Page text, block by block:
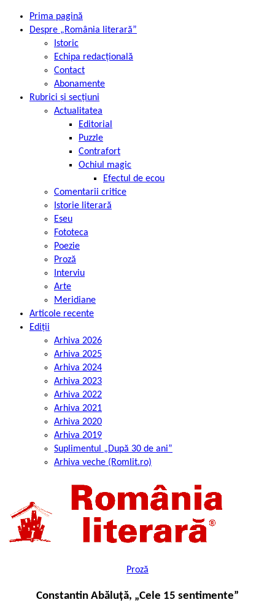
Prima pagină
Despre „România literară”
Istoric
Echipa redacțională
Contact
Abonamente
Rubrici și secțiuni
Actualitatea
Editorial
Puzzle
Contrafort
Ochiul magic
Efectul de ecou
Comentarii critice
Istorie literară
Eseu
Fototeca
Poezie
Proză
Interviu
Arte
Meridiane
Articole recente
Ediții
Arhiva 2026
Arhiva 2025
Arhiva 2024
Arhiva 2023
Arhiva 2022
Arhiva 2021
Arhiva 2020
Arhiva 2019
Suplimentul „După 30 de ani”
Arhiva veche (Romlit.ro)
Proză
Constantin Abăluță, „Cele 15 sentimente”